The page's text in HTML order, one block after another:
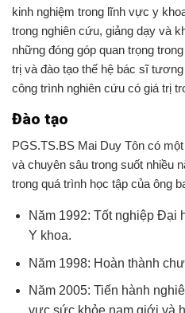
kinh nghiệm trong lĩnh vực y
trong nghiên cứu, giảng dạy và
những đóng góp quan trọng
trị và đào tạo thế hệ bác sĩ
công trình nghiên cứu có giá trị
Đào tạo
PGS.TS.BS Mai Duy Tôn có
và chuyên sâu trong suốt nhiều
trong quá trình học tập của ông
Năm 1992: Tốt nghiệp Đại
Y khoa.
Năm 1998: Hoàn thành
Năm 2005: Tiến hành